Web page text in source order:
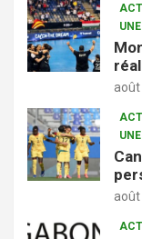
UNE
août
UNE
août